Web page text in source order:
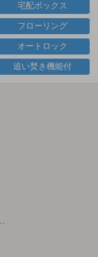
宅配ボックス
フローリング
オートロック
追い焚き機能付